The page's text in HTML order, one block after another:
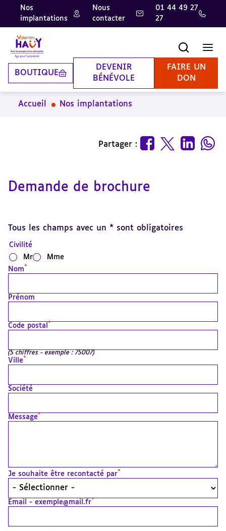
Aller
contenu
principal
Aller
pied
de
page
Aller
la
recherche
Nos
implantations
Nous
contacter
01 44 49 27
27
BOUTIQUE
DEVENIR
BÉNÉVOLE
FAIRE UN
DON
Accueil Nos implantations
Partager :
Demande de brochure
Tous les champs avec un * sont obligatoires
Civilité
Mr
Mme
Nom *
Prénom
Code postal *
(5 chiffres - exemple : 75007)
Ville *
Société
Message *
Je souhaite être recontacté par*
Email - exemple@mail.fr*